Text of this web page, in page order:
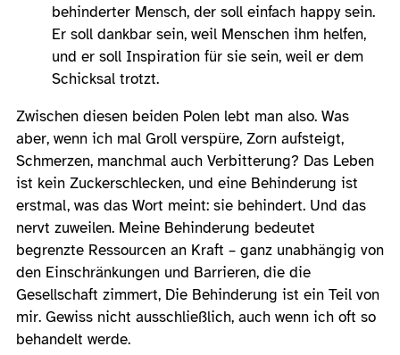
behinderter Mensch, der soll einfach happy sein.
Er soll dankbar sein, weil Menschen ihm helfen,
und er soll Inspiration für sie sein, weil er dem
Schicksal trotzt.
Zwischen diesen beiden Polen lebt man also. Was
aber, wenn ich mal Groll verspüre, Zorn aufsteigt,
Schmerzen, manchmal auch Verbitterung? Das Leben
ist kein Zuckerschlecken, und eine Behinderung ist
erstmal, was das Wort meint: sie behindert. Und das
nervt zuweilen. Meine Behinderung bedeutet
begrenzte Ressourcen an Kraft – ganz unabhängig von
den Einschränkungen und Barrieren, die die
Gesellschaft zimmert, Die Behinderung ist ein Teil von
mir. Gewiss nicht ausschließlich, auch wenn ich oft so
behandelt werde.